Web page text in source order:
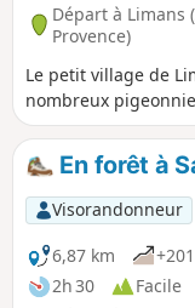
Départ à Limans
Provence)
Le petit village de
nombreux
En forêt à
Visorandonneur
6,87 km
2h 30
Facile